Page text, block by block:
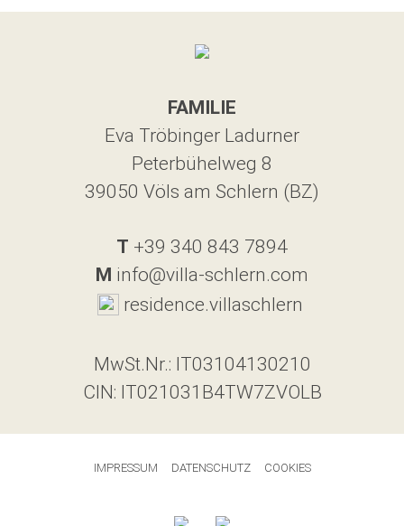
FAMILIE
Eva Tröbinger Ladurner
Peterbühelweg 8
39050 Völs am Schlern (BZ)
T +39 340 843 7894
M info@villa-schlern.com
residence.villaschlern
MwSt.Nr.: IT03104130210
CIN: IT021031B4TW7ZVOLB
IMPRESSUM DATENSCHUTZ| COOKIES